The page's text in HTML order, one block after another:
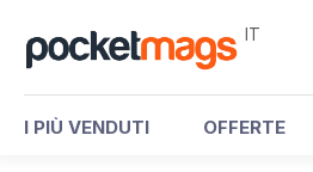
IT
I PIÙ VENDUTI OFFERTE